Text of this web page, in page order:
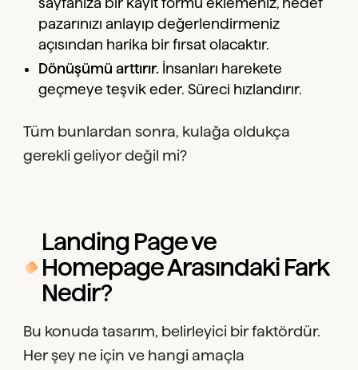
pazarınızı anlayıp değerlendirmeniz
açısından harika bir fırsat olacaktır.
Dönüşümü arttırır. İnsanları harekete
geçmeye teşvik eder. Süreci hızlandırır.
Tüm bunlardan sonra, kulağa oldukça
gerekli geliyor değil mi?
Landing Page ve
Homepage Arasındaki Fark
Nedir?
Bu konuda tasarım, belirleyici bir faktördür.
Her şey ne için ve hangi amaçla